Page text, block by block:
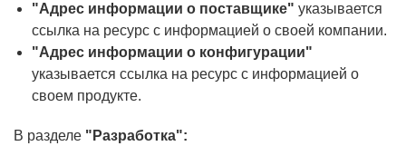
"Адрес информации о поставщике" указывается
ссылка на ресурс с информацией о своей компании.
"Адрес информации о конфигурации"
указывается ссылка на ресурс с информацией о
своем продукте.
В разделе "Разработка":